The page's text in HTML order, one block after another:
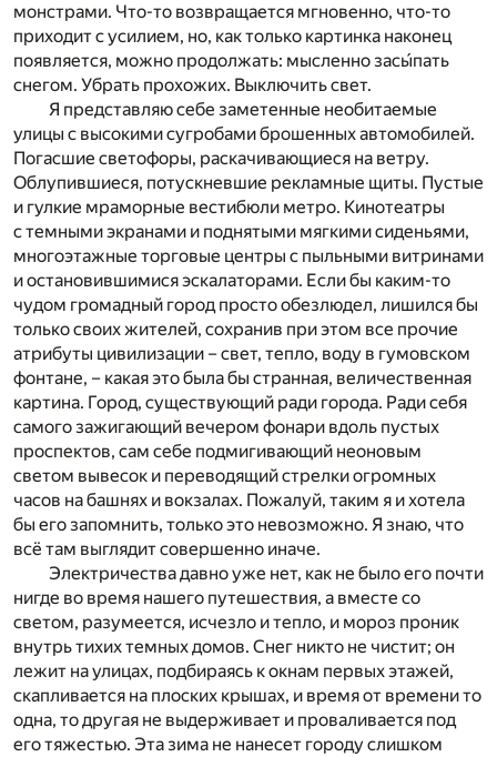
монстрами. Что-то возвращается мгновенно, что-то
приходит с усилием, но, как только картинка наконец
появляется, можно продолжать: мысленно засы́пать
снегом. Убрать прохожих. Выключить свет.
Я представляю себе заметенные необитаемые
улицы с высокими сугробами брошенных автомобилей.
Погасшие светофоры, раскачивающиеся на ветру.
Облупившиеся, потускневшие рекламные щиты. Пустые
и гулкие мраморные вестибюли метро. Кинотеатры
с темными экранами и поднятыми мягкими сиденьями,
многоэтажные торговые центры с пыльными витринами
и остановившимися эскалаторами. Если бы каким-то
чудом громадный город просто обезлюдел, лишился бы
только своих жителей, сохранив при этом все прочие
атрибуты цивилизации – свет, тепло, воду в гумовском
фонтане, – какая это была бы странная, величественная
картина. Город, существующий ради города. Ради себя
самого зажигающий вечером фонари вдоль пустых
проспектов, сам себе подмигивающий неоновым
светом вывесок и переводящий стрелки огромных
часов на башнях и вокзалах. Пожалуй, таким я и хотела
бы его запомнить, только это невозможно. Я знаю, что
всё там выглядит совершенно иначе.
Электричества давно уже нет, как не было его почти
нигде во время нашего путешествия, а вместе со
светом, разумеется, исчезло и тепло, и мороз проник
внутрь тихих темных домов. Снег никто не чистит; он
лежит на улицах, подбираясь к окнам первых этажей,
скапливается на плоских крышах, и время от времени то
одна, то другая не выдерживает и проваливается под
его тяжестью. Эта зима не нанесет городу слишком